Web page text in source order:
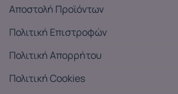
Αποστολή Προϊόντων
Πολιτική Επιστροφών
Πολιτική Απορρήτου
Πολιτική Cookies